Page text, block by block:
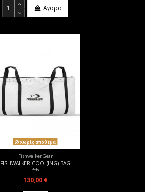
Αγορά
Χωρίς απόθεμα
Fishwalker Gear
FISHWALKER COOL(ING) BAG
fcb
130,00 €